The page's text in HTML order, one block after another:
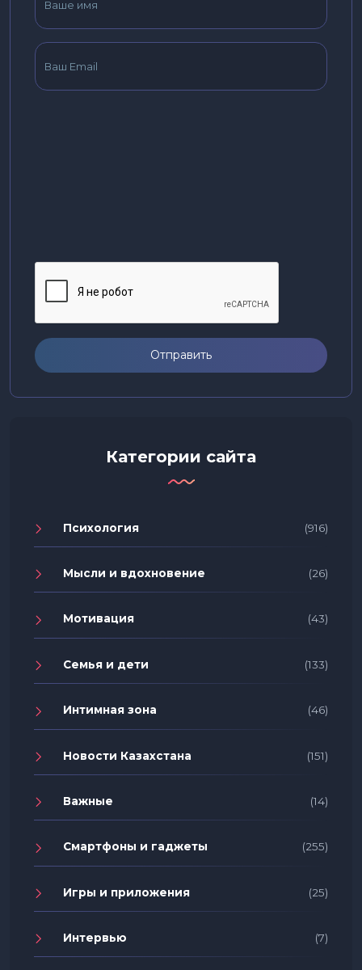
Отправить
Категории сайта
Психология (916)
Мысли и вдохновение (26)
Мотивация (43)
Семья и дети (133)
Интимная зона (46)
Новости Казахстана (151)
Важные (14)
Смартфоны и гаджеты (255)
Игры и приложения (25)
Интервью (7)